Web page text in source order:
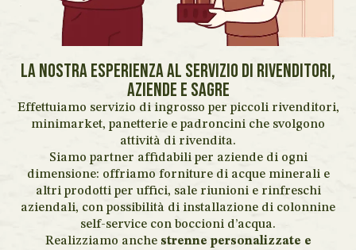
La nostra esperienza al servizio di rivenditori,
aziende e sagre
Effettuiamo servizio di ingrosso per piccoli rivenditori,
minimarket, panetterie e padroncini che svolgono
attività di rivendita.
Siamo partner affidabili per aziende di ogni
dimensione: offriamo forniture di acque minerali e
altri prodotti per uffici, sale riunioni e rinfreschi
aziendali, con possibilità di installazione di colonnine
self-service con boccioni d’acqua.
Realizziamo anche strenne personalizzate e